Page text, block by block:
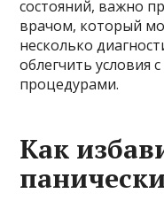
состояний, важно
врачом, который
несколько
облегчить условия
процедурами.
Как